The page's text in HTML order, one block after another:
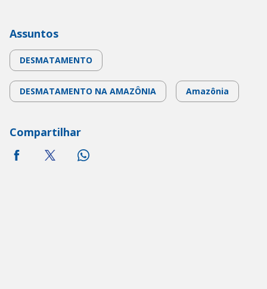
Assuntos
DESMATAMENTO
DESMATAMENTO NA AMAZÔNIA Amazônia
Compartilhar